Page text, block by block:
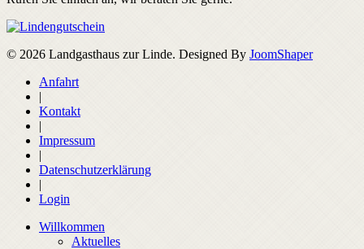
© 2026 Landgasthaus zur Linde. Designed By JoomShaper
Anfahrt
|
Kontakt
|
Impressum
|
Datenschutzerklärung
|
Login
Willkommen
Aktuelles